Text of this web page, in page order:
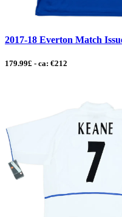
2017-18 Everton Match
179.99£ - ca: €212